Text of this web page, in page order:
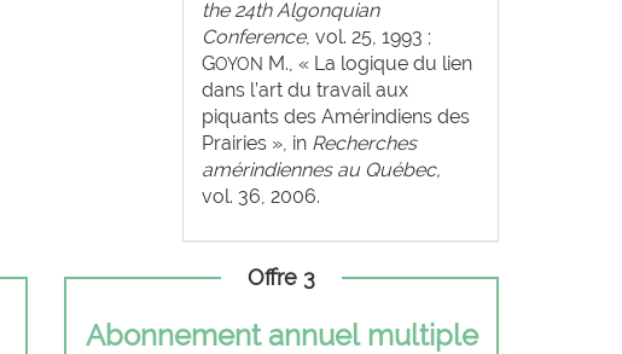
the 24th Algonquian
Conference, vol. 25, 1993 ;
GOYON M., « La logique du lien
dans l’art du travail aux
piquants des Amérindiens des
Prairies », in Recherches
amérindiennes au Québec,
vol. 36, 2006.
Offre 3
Abonnement annuel multiple